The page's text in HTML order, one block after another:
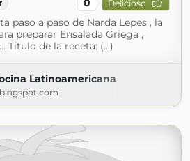
Delicioso
paso a paso de Narda Lepes , la
preparar Ensalada Griega ,
Título de la receta: (...)
Latinoamericana